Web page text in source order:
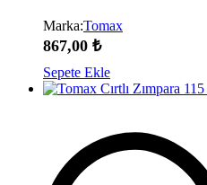
Marka:Tomax
867,00 ₺
Sepete Ekle